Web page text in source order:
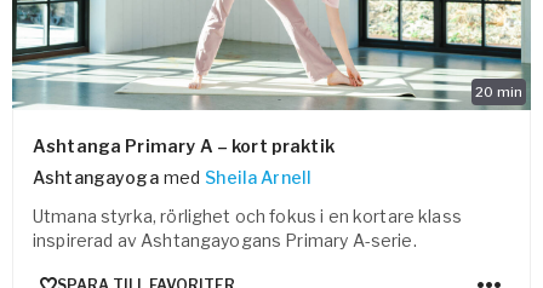
20 min
Ashtanga Primary A – kort praktik
Ashtangayoga med Sheila Arnell
Utmana styrka, rörlighet och fokus i en kortare klass
inspirerad av Ashtangayogans Primary A-serie.